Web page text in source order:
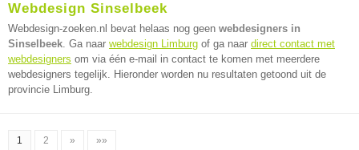
Webdesign Sinselbeek
Webdesign-zoeken.nl bevat helaas nog geen webdesigners in
Sinselbeek. Ga naar webdesign Limburg of ga naar direct contact met
webdesigners om via één e-mail in contact te komen met meerdere
webdesigners tegelijk. Hieronder worden nu resultaten getoond uit de
provincie Limburg.
1 2 » »»